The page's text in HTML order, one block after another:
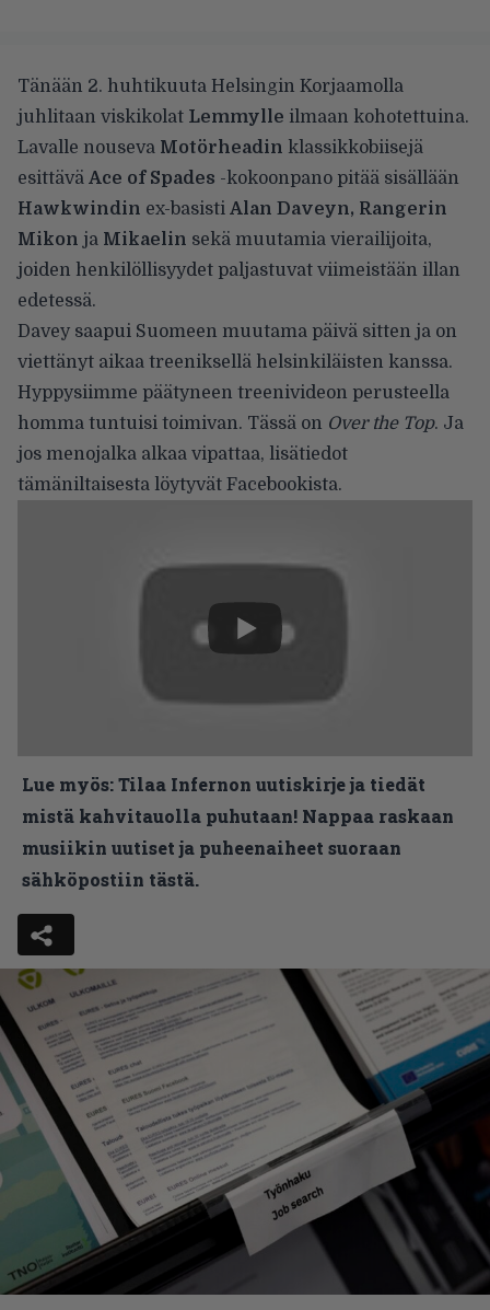
Tänään 2. huhtikuuta Helsingin Korjaamolla
juhlitaan viskikolat Lemmylle ilmaan kohotettuina.
Lavalle nouseva Motörheadin klassikkobiisejä
esittävä Ace of Spades -kokoonpano pitää sisällään
Hawkwindin ex-basisti Alan Daveyn, Rangerin
Mikon ja Mikaelin sekä muutamia vierailijoita,
joiden henkilöllisyydet paljastuvat viimeistään illan
edetessä.
Davey saapui Suomeen muutama päivä sitten ja on
viettänyt aikaa treeniksellä helsinkiläisten kanssa.
Hyppysiimme päätyneen treenivideon perusteella
homma tuntuisi toimivan. Tässä on Over the Top. Ja
jos menojalka alkaa vipattaa, lisätiedot
tämäniltaisesta löytyvät Facebookista.
Lue myös:Tilaa Infernon uutiskirje ja tiedät
mistä kahvitauolla puhutaan! Nappaa raskaan
musiikin uutiset ja puheenaiheet suoraan
sähköpostiin tästä.